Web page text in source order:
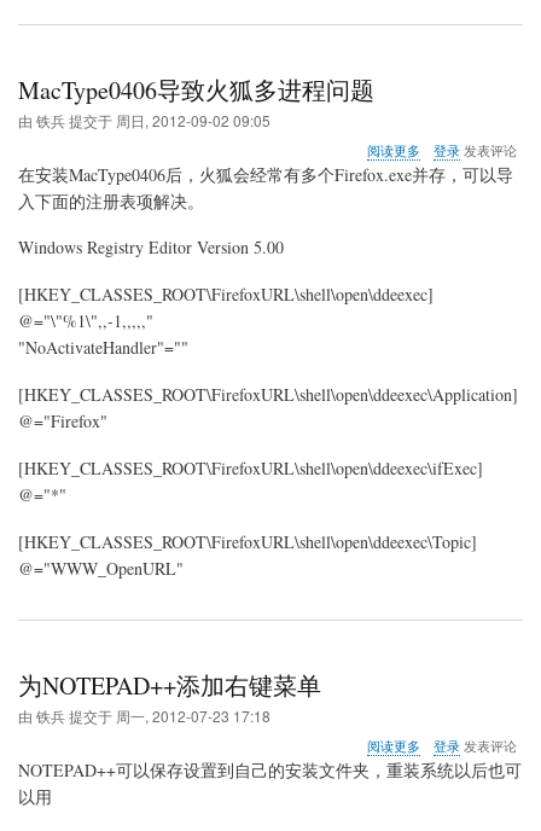
MacType0406导致火狐多进程问题
由 铁兵提交于 周日, 2012-09-02 09:05
阅读更多
于
MacType0406
多
登录发表评论
在安装MacType0406后，火狐会经常有多个Firefox.exe并存，可以导
入下面的注册表项解决。
Windows Registry Editor Version 5.00
[HKEY_CLASSES_ROOT\FirefoxURL\shell\open\ddeexec]
@="\"%1\",,-1,,,,,"
"NoActivateHandler"=""
[HKEY_CLASSES_ROOT\FirefoxURL\shell\open\ddeexec\Application]
@="Firefox"
[HKEY_CLASSES_ROOT\FirefoxURL\shell\open\ddeexec\ifExec]
@="*"
[HKEY_CLASSES_ROOT\FirefoxURL\shell\open\ddeexec\Topic]
@="WWW_OpenURL"
为NOTEPAD++添加右键菜单
由 铁兵提交于 周一, 2012-07-23 17:18
阅读更多
于
为
登录发表评论
NOTEPAD++可以保存设置到自己的安装文件夹，重装系统以后也可
以用